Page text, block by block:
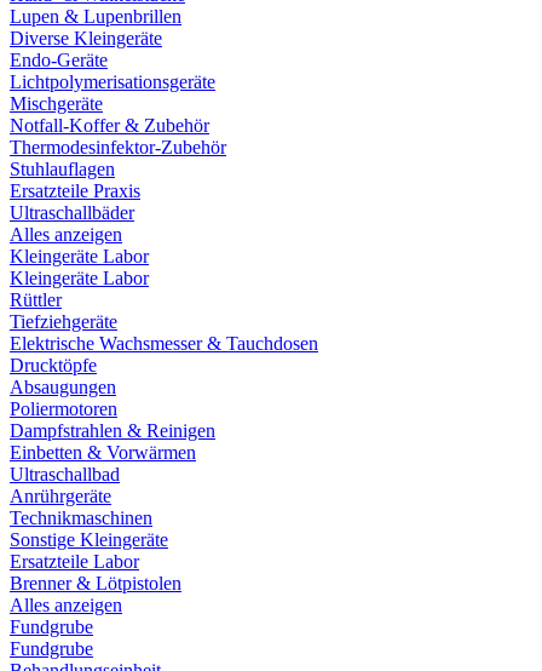
Lupen & Lupenbrillen
Diverse Kleingeräte
Endo-Geräte
Lichtpolymerisationsgeräte
Mischgeräte
Notfall-Koffer & Zubehör
Thermodesinfektor-Zubehör
Stuhlauflagen
Ersatzteile Praxis
Ultraschallbäder
Alles anzeigen
Kleingeräte Labor
Kleingeräte Labor
Rüttler
Tiefziehgeräte
Elektrische Wachsmesser & Tauchdosen
Drucktöpfe
Absaugungen
Poliermotoren
Dampfstrahlen & Reinigen
Einbetten & Vorwärmen
Ultraschallbad
Anrührgeräte
Technikmaschinen
Sonstige Kleingeräte
Ersatzteile Labor
Brenner & Lötpistolen
Alles anzeigen
Fundgrube
Fundgrube